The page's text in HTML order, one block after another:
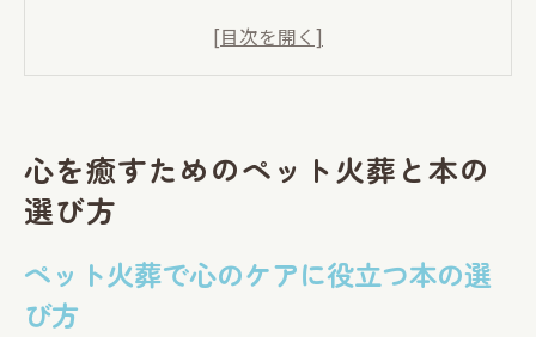
ペット火葬後に読むべき本の特徴とポイント
ペット火葬の流れと後悔しないための知恵
大切なペット火葬で家族が心がけたいこと
ペット火葬のタイミングと安置方法のコツ
心を癒すためのペット火葬と本の
選び方
ペット火葬で心のケアに役立つ本の選
び方